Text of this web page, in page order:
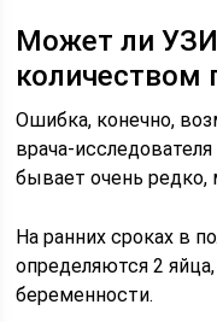
Может ли
количеством
Ошибка, конечно,
врача-
бывает очень редко,
На ранних сроках в
определяются 2
беременности.